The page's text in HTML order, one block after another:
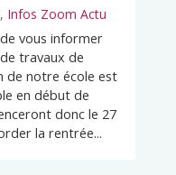
, Infos Zoom Actu
vous informer
travaux de
de notre école est
en début de
donc le 27
la rentrée...